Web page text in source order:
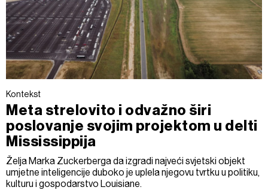
Kontekst
Meta strelovito i odvažno širi
poslovanje svojim projektom u delti
Mississippija
Želja Marka Zuckerberga da izgradi najveći svjetski objekt
umjetne inteligencije duboko je uplela njegovu tvrtku u politiku,
kulturu i gospodarstvo Louisiane.